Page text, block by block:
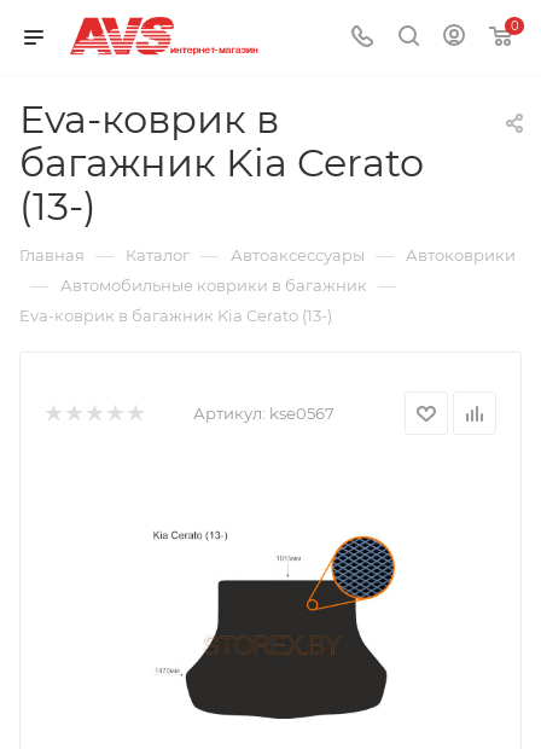
0
Eva-коврик в
багажник Kia Cerato
(13-)
Главная — Каталог — Автоаксессуары — Автоковрики
— Автомобильные коврики в багажник —
Eva-коврик в багажник Kia Cerato (13-)
Артикул: kse0567